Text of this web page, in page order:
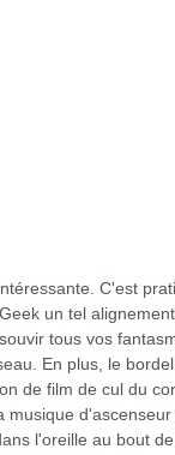
C'est
un tel
tous vos
En plus, le
de film de cul du
musique
l'oreille au bout